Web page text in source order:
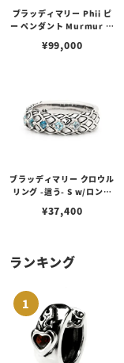
ブラッディマリー Phii ピ
ー ペンダント Murmur マ
イスブルートパーズ
¥99,000
ブラッディマリー クロウル
リング -這う- S w/ロンド
ブルートパーズ/スイスブ
¥37,400
ランキング